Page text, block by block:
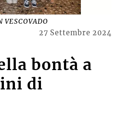
27 Settembre 2024
bontà a
di